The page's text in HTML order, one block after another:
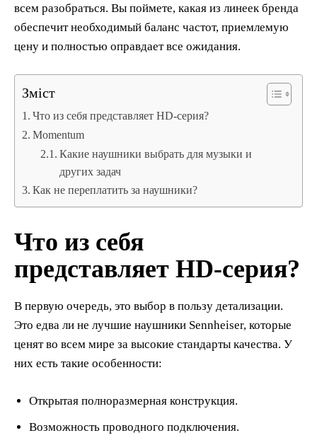
всем разобраться. Вы поймете, какая из линеек бренда
обеспечит необходимый баланс частот, приемлемую
цену и полностью оправдает все ожидания.
Зміст
Что из себя представляет HD-серия?
Momentum
Какие наушники выбрать для музыки и
других задач
Как не переплатить за наушники?
Что из себя
представляет HD-серия?
В первую очередь, это выбор в пользу детализации.
Это едва ли не лучшие наушники Sennheiser, которые
ценят во всем мире за высокие стандарты качества. У
них есть такие особенности:
Открытая полноразмерная конструкция.
Возможность проводного подключения.